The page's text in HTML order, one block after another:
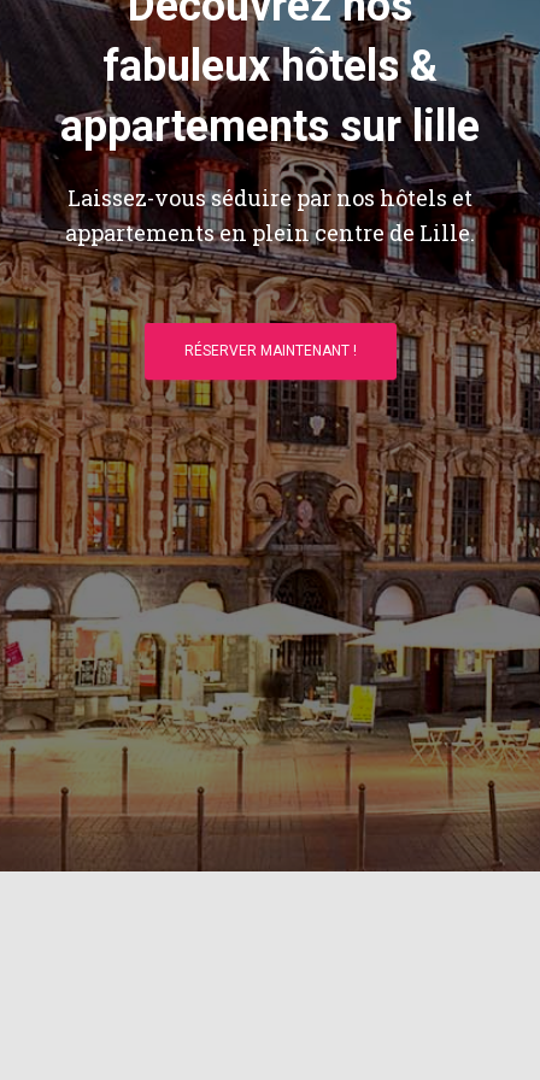
fabuleux hôtels &
appartements sur lille
Laissez-vous séduire par nos hôtels et
appartements en plein centre de Lille.
RÉSERVER MAINTENANT !